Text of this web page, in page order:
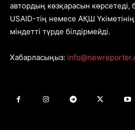
автордың көзқарасын көрсетеді,
USAID-тің немесе АҚШ
міндетті түрде білдірмейді.
Хабарласыңыз: